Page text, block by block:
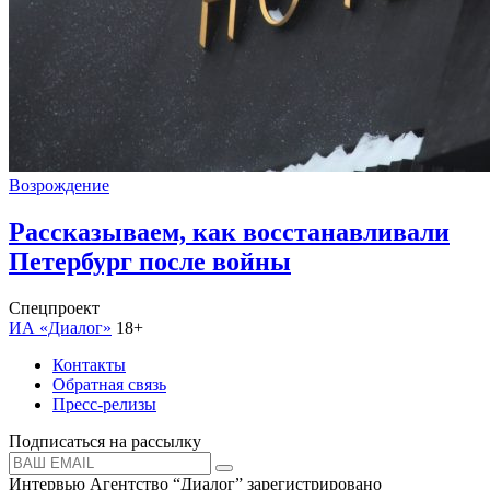
Возрождение
Рассказываем, как восстанавливали
Петербург после войны
Спецпроект
ИА «Диалог» 18+
Контакты
Обратная связь
Пресс-релизы
Подписаться на рассылку
Интервью Агентство “Диалог” зарегистрировано